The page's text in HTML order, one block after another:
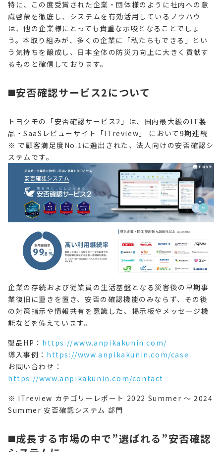
特に、この度受賞された企業・団体様のように社内への意
識啓蒙を徹底し、システムを有効活用しているノウハウ
は、他の企業様にとっても貴重な示唆となることでしょ
う。本取り組みが、多くの企業に「私たちもできる」とい
う気持ちを醸成し、日本全体の防災力向上に大きく貢献す
るものと確信しております。
◼️安否確認サービス2について
トヨクモの「安否確認サービス2」は、国内最大級のIT製
品・SaaSレビューサイト「ITreview」 において9期連続
※ で顧客満足度No.1に選出された、法人向けの安否確認シ
ステムです。
企業の存続および従業員の生活基盤となる災害後の早期事
業復旧に重きを置き、安否の確認機能のみならず、その後
の対策指示や情報共有を意識した、掲示板やメッセージ機
能などを備えています。
製品HP： https://www.anpikakunin.com/
導入事例： https://www.anpikakunin.com/case
お問い合わせ：
https://www.anpikakunin.com/contact
※ ITreview カテゴリーレポート 2022 Summer ～ 2024
Summer 安否確認システム 部門
◼️成長する市場の中で”選ばれる”安否確認